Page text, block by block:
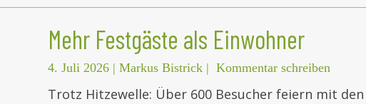
Mehr Festgäste als Einwohner
4. Juli 2026 | Markus Bistrick | Kommentar schreiben
Trotz Hitzewelle: Über 600 Besucher feiern mit